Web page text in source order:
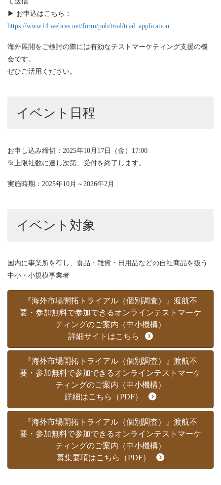
▶ お申込はこちら：
https://www14.webcas.net/form/pub/trial/trial_application
海外展開をご検討の際には有効なテストマーケティング支援の機
会です。
ぜひご活用ください。
イベント日程
お申し込み締切：2025年10月17日（金）17:00
※上限社数に達し次第、受付を終了します。
実施時期：2025年10月～2026年2月
イベント対象
国内に事業所を有し、食品・雑貨・日用品などの自社商品を扱う
中小・小規模事業者
『海外市場開拓トライアル（個別調査）』渡航不
要・参加無料で参加できるオンラインテストマーケ
ティングのご案内（中小機構）
詳細サイトはこちら
『海外市場開拓トライアル（個別調査）』渡航不
要・参加無料で参加できるオンラインテストマーケ
ティングのご案内（中小機構）
詳細はこちら（PDF）
『海外市場開拓トライアル（個別調査）』渡航不
要・参加無料で参加できるオンラインテストマーケ
ティングのご案内（中小機構）
募集要項はこちら（PDF）